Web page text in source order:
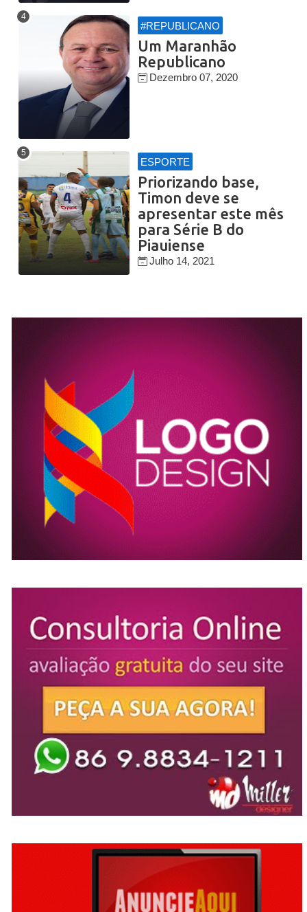
#REPUBLICANO
Um Maranhão
Republicano
Dezembro 07, 2020
ESPORTE
Priorizando base,
Timon deve se
apresentar este mês
para Série B do
Piauiense
Julho 14, 2021